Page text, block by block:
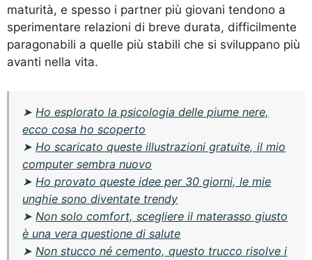
maturità, e spesso i partner più giovani tendono a
sperimentare relazioni di breve durata, difficilmente
paragonabili a quelle più stabili che si sviluppano più
avanti nella vita.
➤ Ho esplorato la psicologia delle piume nere,
ecco cosa ho scoperto
➤ Ho scaricato queste illustrazioni gratuite, il mio
computer sembra nuovo
➤ Ho provato queste idee per 30 giorni, le mie
unghie sono diventate trendy
➤ Non solo comfort, scegliere il materasso giusto
è una vera questione di salute
➤ Non stucco né cemento, questo trucco risolve i